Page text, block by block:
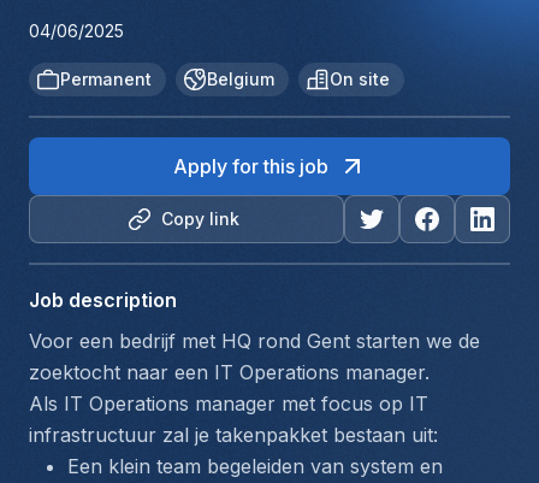
04/06/2025
Permanent Belgium On site
Copy link
Apply for this job
Job description
Voor een bedrijf met HQ rond Gent starten we de
zoektocht naar een IT Operations manager.
Als IT Operations manager met focus op IT
infrastructuur zal je takenpakket bestaan uit:
Een klein team begeleiden van system en